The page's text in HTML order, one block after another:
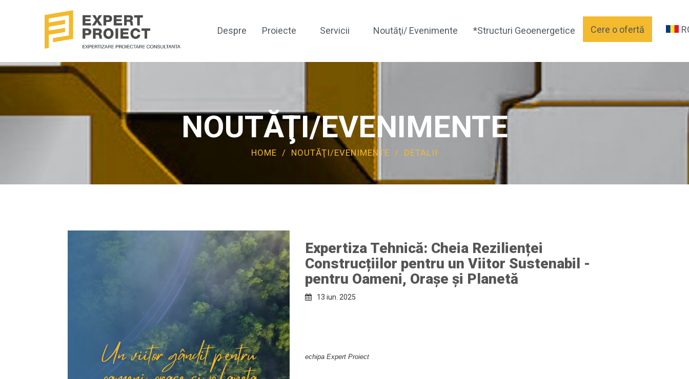
Despre Proiecte Servicii
Expertizare Tehnică
Expertizare Geotehnică
Proiectare Geotehnică
*Testare Nedistructivă
Reconstituire Cărți Tehnice
Listare, copiere, scanare şi
Noutăţi/ Evenimente *Structuri Geoenergetice Cere o ofertă
NOUTĂŢI/EVENIMENTE
HOME / NOUTĂŢI/EVENIMENTE / DETALII
Expertiza Tehnică: Cheia Rezilienței
Construcțiilor pentru un Viitor Sustenabil -
pentru Oameni, Orașe și Planetă
13 iun. 2025
echipa Expert Proiect